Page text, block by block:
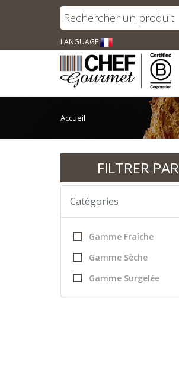
LANGUAGE
Accueil
FILTRER PAR
Catégories
Gamme Fraîche
Gamme Sèche
Gamme Surgelée